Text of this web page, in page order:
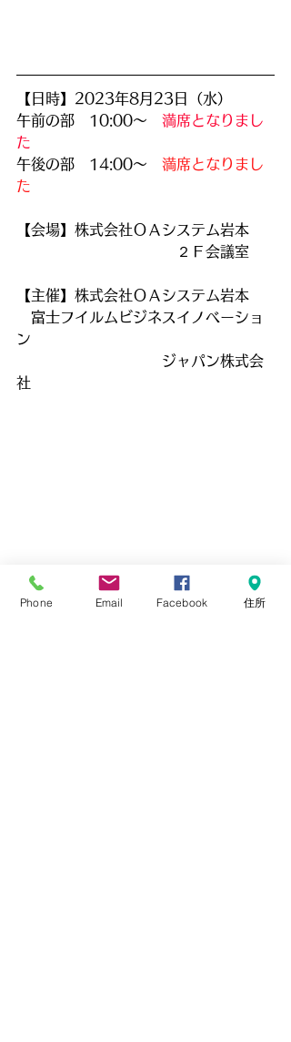
【日時】2023年8月23日（水）
午前の部　10:00～ 満席となりまし
た
午後の部　14:00～ 満席となりまし
た
【会場】株式会社ＯＡシステム岩本
２Ｆ会議室
【主催】株式会社ＯＡシステム岩本
富士フイルムビジネスイノベーショ
ン
ジャパン株式会
社
セミナー
Phone Email Facebook 住所